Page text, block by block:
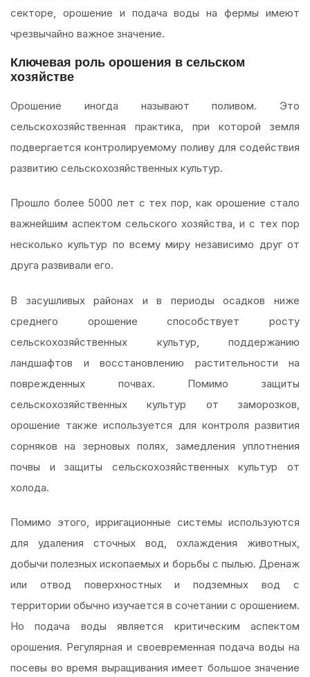
секторе, орошение и подача воды на фермы имеют
чрезвычайно важное значение.
Ключевая роль орошения в сельском
хозяйстве
Орошение иногда называют поливом. Это
сельскохозяйственная практика, при которой земля
подвергается контролируемому поливу для содействия
развитию сельскохозяйственных культур.
Прошло более 5000 лет с тех пор, как орошение стало
важнейшим аспектом сельского хозяйства, и с тех пор
несколько культур по всему миру независимо друг от
друга развивали его.
В засушливых районах и в периоды осадков ниже
среднего орошение способствует росту
сельскохозяйственных культур, поддержанию
ландшафтов и восстановлению растительности на
поврежденных почвах. Помимо защиты
сельскохозяйственных культур от заморозков,
орошение также используется для контроля развития
сорняков на зерновых полях, замедления уплотнения
почвы и защиты сельскохозяйственных культур от
холода.
Помимо этого, ирригационные системы используются
для удаления сточных вод, охлаждения животных,
добычи полезных ископаемых и борьбы с пылью. Дренаж
или отвод поверхностных и подземных вод с
территории обычно изучается в сочетании с орошением.
Но подача воды является критическим аспектом
орошения. Регулярная и своевременная подача воды на
посевы во время выращивания имеет большое значение